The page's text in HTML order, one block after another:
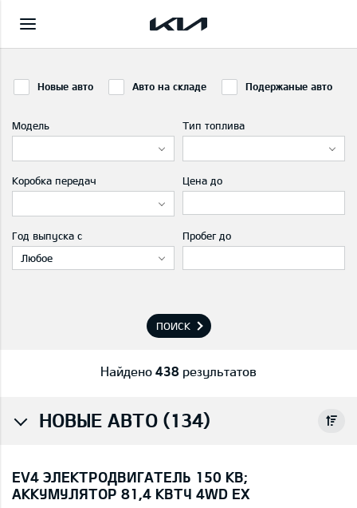
Новые авто Авто на складе Подержаные авто
Модель Тип топлива
Коробка передач Цена до
Год выпуска с
Любое
Пробег до
ПОИСК
Найдено 438 результатов
НОВЫЕ АВТО (134)
EV4 ЭЛЕКТРОДВИГАТЕЛЬ 150 КВ;
AККУМУЛЯТОР 81,4 КВТЧ 4WD EX